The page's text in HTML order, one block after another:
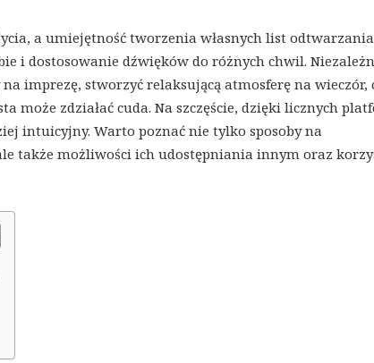
a umiejętność tworzenia własnych list
i dostosowanie dźwięków do różnych chwil.
imprezę, stworzyć relaksującą atmosferę na wieczór,
może zdziałać cuda. Na szczęście, dzięki licznych
intuicyjny. Warto poznać nie tylko sposoby na
także możliwości ich udostępniania innym oraz